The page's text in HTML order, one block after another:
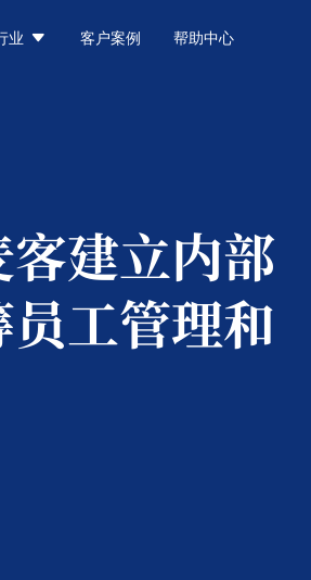
业  客户案例 帮助中心
客建立内部
工管理和